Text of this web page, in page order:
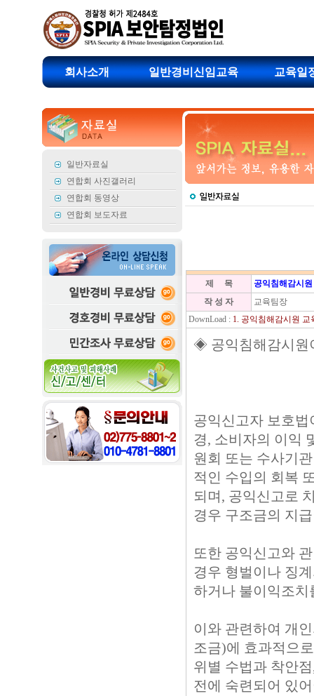
회사소개 일반경비신임교육 교육일
일반자료실
연합회 사진갤러리
연합회 동영상
연합회 보도자료
제 목
공익침해감시
작 성 자
교육팀장
DownLoad : 1. 공익침해감시원
◈ 공익침해감시원
공익신고자 보호법
경, 소비자의 이익
원회 또는 수사기
적인 수입의 회복
되며, 공익신고로
경우 구조금의 지
또한 공익신고와
경우 형벌이나 징
하거나 불이익조치
이와 관련하여 개
조금)에 효과적으
위별 수법과 착안
전에 숙련되어 있